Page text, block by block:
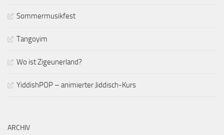
Sommermusikfest
Tangoyim
Wo ist Zigeunerland?
YiddishPOP – animierter Jiddisch-Kurs
ARCHIV